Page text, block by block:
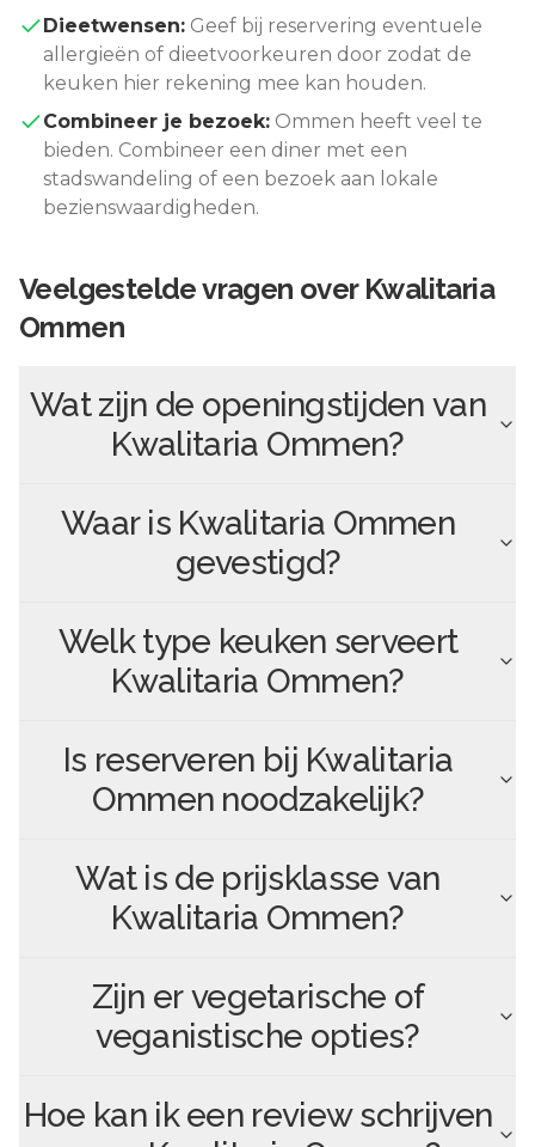
Dieetwensen: Geef bij reservering eventuele
allergieën of dieetvoorkeuren door zodat de
keuken hier rekening mee kan houden.
Combineer je bezoek: Ommen heeft veel te
bieden. Combineer een diner met een
stadswandeling of een bezoek aan lokale
bezienswaardigheden.
Veelgestelde vragen over Kwalitaria
Ommen
Wat zijn de openingstijden van
Kwalitaria Ommen?
Waar is Kwalitaria Ommen
gevestigd?
Welk type keuken serveert
Kwalitaria Ommen?
Is reserveren bij Kwalitaria
Ommen noodzakelijk?
Wat is de prijsklasse van
Kwalitaria Ommen?
Zijn er vegetarische of
veganistische opties?
Hoe kan ik een review schrijven